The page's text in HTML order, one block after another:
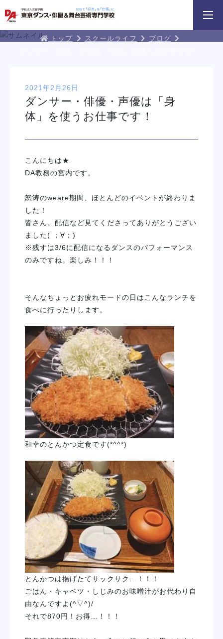
学科・専攻 資料請求 オープンキャンパス
DA TOKYOブログ
トップ スクールライフ
ブログ
2021年2月26日
ダンサー・俳優・声優は「身
体」を使うお仕事です！
こんにちは★
DA教務の宮内です。
怒涛のweare期間、ほとんどのイベントが終わりま
した！
皆さん、配信など見てくださってありがとうござい
ました( ；∀；)
※残すは3/6に配信になるダンスのパフォーマンス
のみですね。楽しみ！！！
そんなちょっとお疲れモードの日はこんなランチを
食べに行ったりします。
和幸のとんかつ定食です(*^^*)
とんかつは揚げたてサックサク…！！！
ごはん・キャベツ・しじみのお味噌汁がお代わり自
由なんですよ(^▽^)/
それで870円！お得…！！！
学校紹介
学科・専攻
教育システム
就職・デビュー
入学案内
スクールライフ
訪問者別